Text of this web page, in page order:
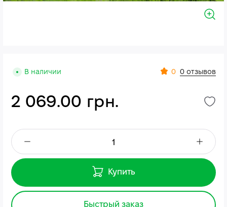
В наличии 0 0 отзывов
2 069.00 грн.
Купить
Быстрый заказ